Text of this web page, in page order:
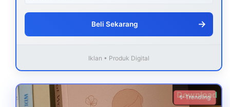
Beli Sekarang →
Iklan • Produk Digital
Download
✨ Trending